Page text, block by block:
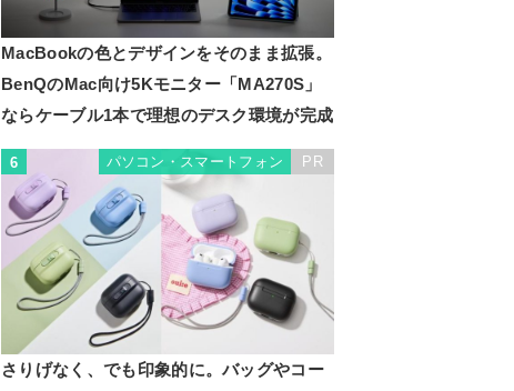
MacBookの色とデザインをそのまま拡張。
BenQのMac向け5Kモニター「MA270S」
ならケーブル1本で理想のデスク環境が完成
6 パソコン・スマートフォン PR
さりげなく、でも印象的に。バッグやコー